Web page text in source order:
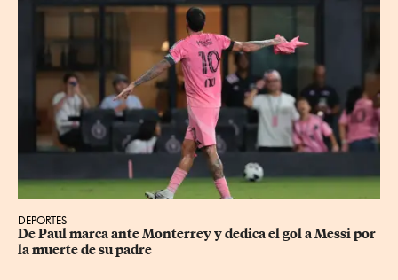
DEPORTES
De Paul marca ante Monterrey y dedica el gol a Messi por
la muerte de su padre